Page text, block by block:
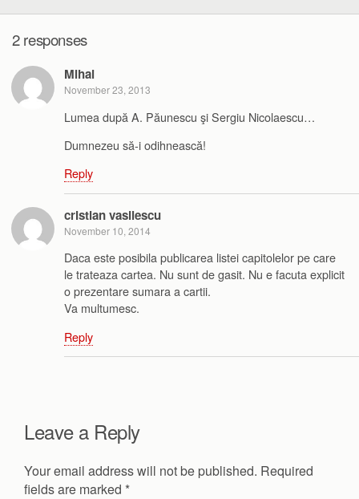
2 responses
Mihai
November 23, 2013
Lumea după A. Păunescu şi Sergiu Nicolaescu…
Dumnezeu să-i odihnească!
Reply
cristian vasilescu
November 10, 2014
Daca este posibila publicarea listei capitolelor pe care
le trateaza cartea. Nu sunt de gasit. Nu e facuta explicit
o prezentare sumara a cartii.
Va multumesc.
Reply
Leave a Reply
Your email address will not be published. Required
fields are marked *